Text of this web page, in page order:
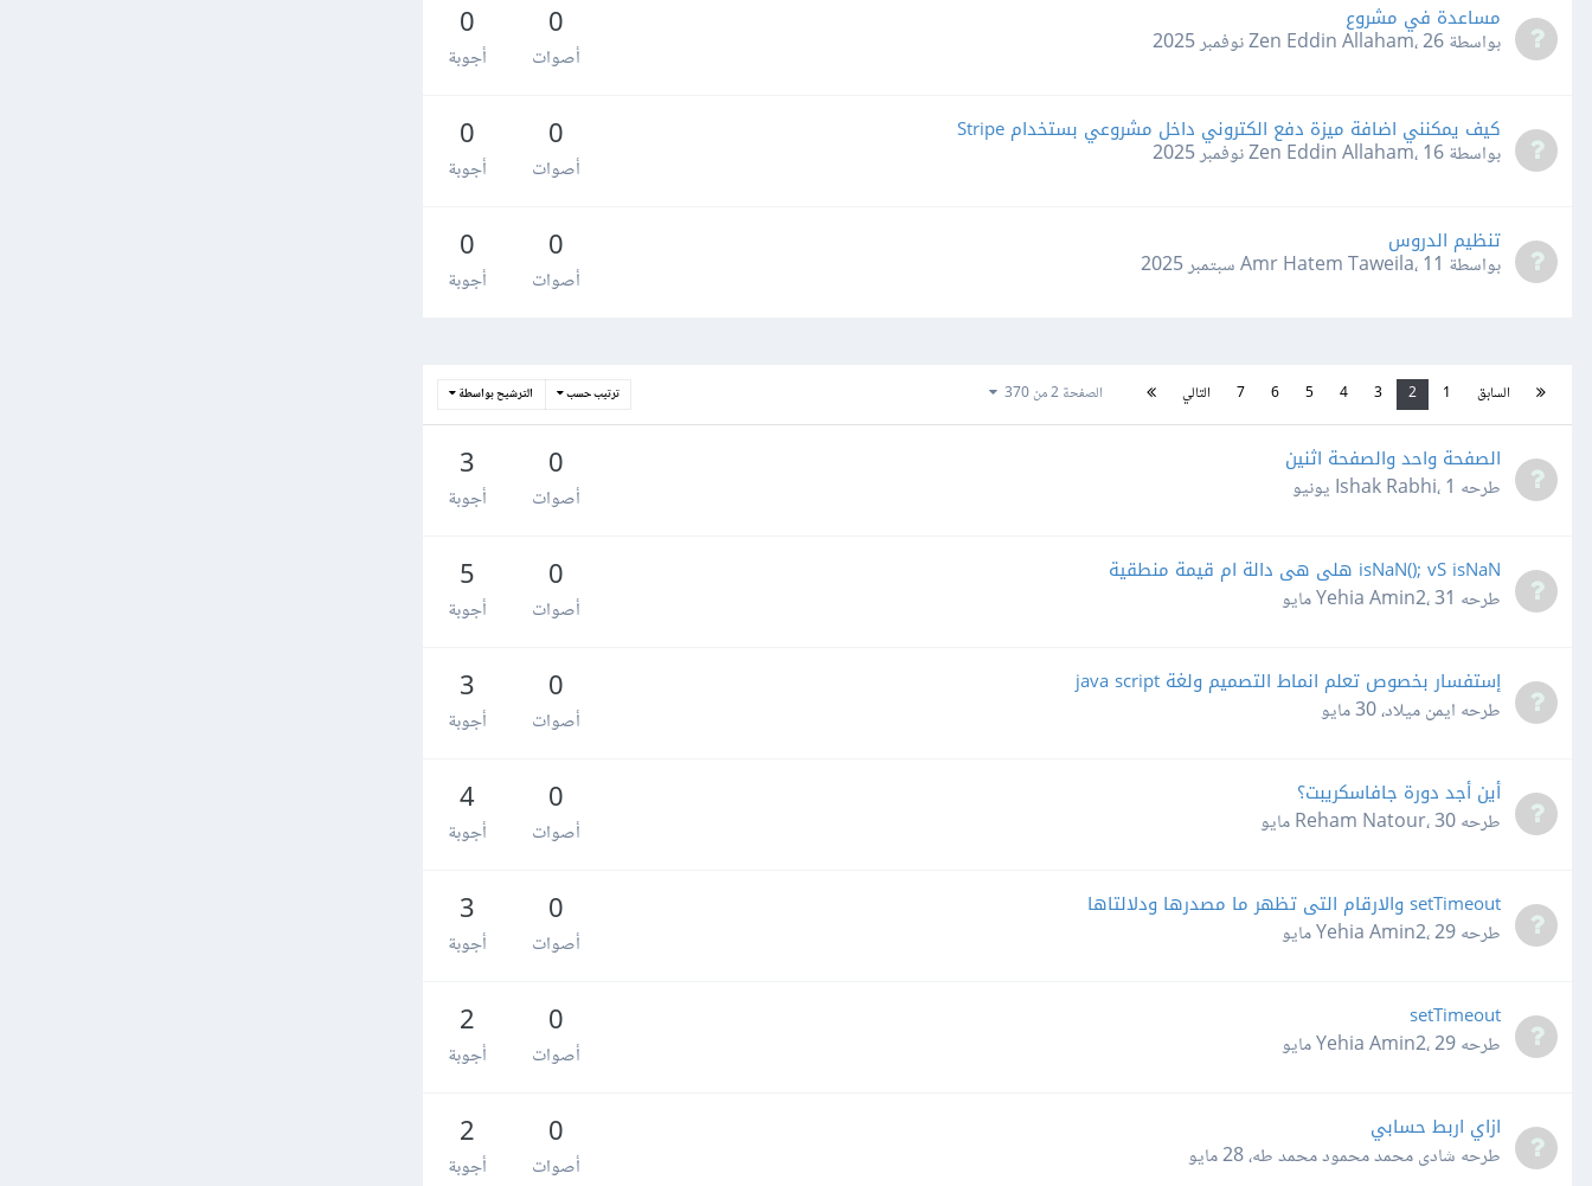
مساعدة في مشروع
بواسطة Zen Eddin Allaham،26 نوفمبر 2025 0
أصوات
0
أجوبة
كيف يمكنني اضافة ميزة دفع الكتروني داخل مشروعي بستخدام Stripe
بواسطة Zen Eddin Allaham،16 نوفمبر 2025 0
أصوات
0
أجوبة
تنظيم الدروس
بواسطة Amr Hatem Taweila، 11 سبتمبر 2025 0
أصوات
0
أجوبة
ترتيب حسب الترشيح بواسطة السابق 1
2
3
4
5
6
7 التالي الصفحة 2 من 370
‏الصفحة واحد والصفحة اثنين
طرحه Ishak Rabhi،1 يونيو
0
أصوات
3
أجوبة
isNaN(); vS isNaN هلى هى دالة ام قيمة منطقية
طرحه Yehia Amin2،31 مايو
0
أصوات
5
أجوبة
إستفسار بخصوص تعلم انماط التصميم ولغة java script
طرحه ايمن ميلاد،30 مايو
0
أصوات
3
أجوبة
أين أجد دورة جافاسكريبت؟
طرحه Reham Natour،30 مايو
0
أصوات
4
أجوبة
setTimeout والارقام التى تظهر ما مصدرها ودلالتاها
طرحه Yehia Amin2،29 مايو
0
أصوات
3
أجوبة
setTimeout
طرحه Yehia Amin2،29 مايو
0
أصوات
2
أجوبة
ازاي اربط حسابي
طرحه شادى محمد محمود محمد طه،28 مايو
0
أصوات
2
أجوبة